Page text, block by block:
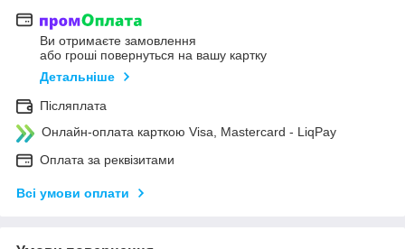
Ви отримаєте замовлення
або гроші повернуться на вашу картку
Детальніше
Післяплата
Онлайн-оплата карткою Visa, Mastercard - LiqPay
Оплата за реквізитами
Всі умови оплати